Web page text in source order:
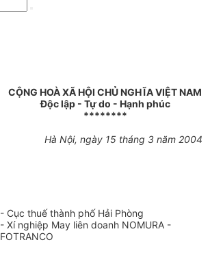
CỘNG HOÀ XÃ HỘI CHỦ NGHĨA VIỆT NAM
Độc lập - Tự do - Hạnh phúc
********
Hà Nội, ngày 15 tháng 3 năm 2004
- Cục thuế thành phố Hải Phòng
- Xí nghiệp May liên doanh NOMURA -
FOTRANCO